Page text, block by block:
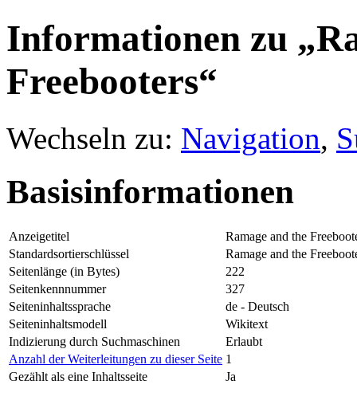
Informationen zu
Freebooters“
Wechseln zu: Navigation,
Basisinformationen
Anzeigetitel
Ramage and the
Standardsortierschlüssel
Ramage and the
Seitenlänge (in Bytes)
222
Seitenkennnummer
327
Seiteninhaltssprache
de - Deutsch
Seiteninhaltsmodell
Wikitext
Indizierung durch Suchmaschinen
Erlaubt
Anzahl der Weiterleitungen zu dieser Seite 1
Gezählt als eine Inhaltsseite
Ja